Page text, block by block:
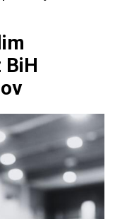
BiH